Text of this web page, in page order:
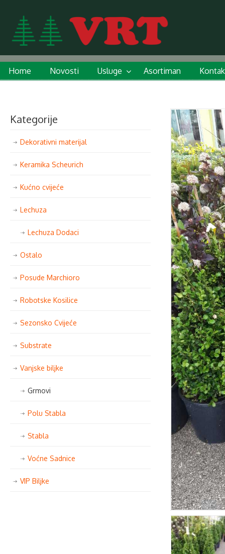
Home Novosti Usluge Asortiman
Kategorije
Dekorativni materijal
Keramika Scheurich
Kućno cvijeće
Lechuza
Lechuza Dodaci
Ostalo
Posude Marchioro
Robotske Kosilice
Sezonsko Cvijeće
Substrate
Vanjske biljke
Grmovi
Polu Stabla
Stabla
Voćne Sadnice
VIP Biljke